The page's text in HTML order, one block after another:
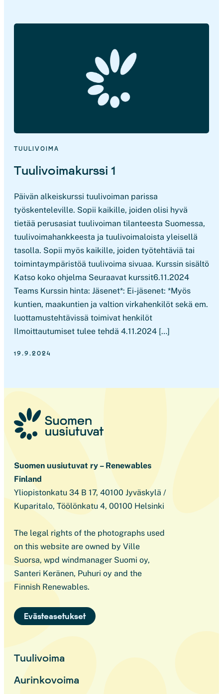
TUULIVOIMA
Tuulivoimakurssi 1
Päivän alkeiskurssi tuulivoiman parissa
työskenteleville. Sopii kaikille, joiden olisi hyvä
tietää perusasiat tuulivoiman tilanteesta Suomessa,
tuulivoimahankkeesta ja tuulivoimaloista yleisellä
tasolla. Sopii myös kaikille, joiden työtehtäviä tai
toimintaympäristöä tuulivoima sivuaa. Kurssin sisältö
Katso koko ohjelma Seuraavat kurssit6.11.2024
Teams Kurssin hinta: Jäsenet*: Ei-jäsenet: *Myös
kuntien, maakuntien ja valtion virkahenkilöt sekä em.
luottamustehtävissä toimivat henkilöt
Ilmoittautumiset tulee tehdä 4.11.2024 […]
19.9.2024
Suomen uusiutuvat ry – Renewables
Finland
Yliopistonkatu 34 B 17, 40100 Jyväskylä /
Kuparitalo, Töölönkatu 4, 00100 Helsinki
The legal rights of the photographs used
on this website are owned by Ville
Suorsa, wpd windmanager Suomi oy,
Santeri Keränen, Puhuri oy and the
Finnish Renewables.
Evästeasetukset
Tuulivoima
Aurinkovoima